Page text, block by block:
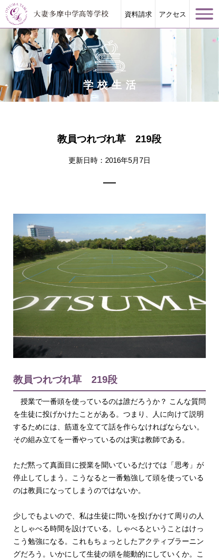
資料請求 アクセス
学校案内
入試情報
English
学校生活
教員つれづれ草 219段
更新日時：2016年5月7日
教員つれづれ草 219段
授業で一番頭を使っているのは誰だろうか？ こんな質問
を生徒に投げかけたことがある。つまり、人に向けて説明
するためには、筋道を立てて話を作らなければならない。
その組み立てを一番やっているのは実は教師である。
ただ黙って真面目に授業を聞いているだけでは「思考」が
停止してしまう。こうなると一番勉強して頭を使っている
のは教員になってしまうのではないか。
少しでもよいので、私は生徒に問いを投げかけて周りの人
としゃべる時間を設けている。しゃべるということはけっ
こう勉強になる。これもちょっとしたアクティブラーニン
グだろう。いかにして生徒の頭を能動的にしていくか。こ